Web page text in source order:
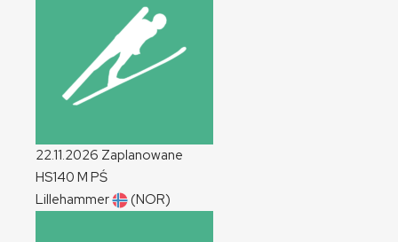
22.11.2026 Zaplanowane
HS140 M PŚ
Lillehammer
(NOR)